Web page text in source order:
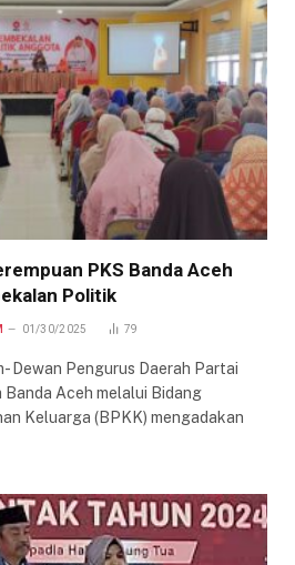
PKS Banda Aceh
Politik
01/30/2025 79
Dewan Pengurus Daerah Partai
Aceh melalui Bidang
Keluarga (BPKK) mengadakan